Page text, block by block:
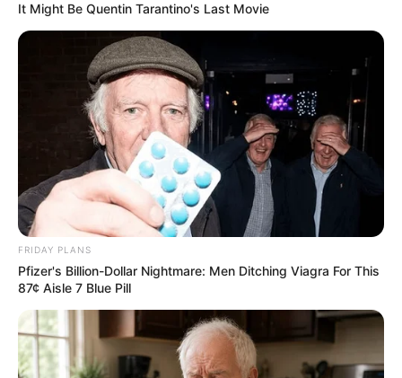
Προσθήκη τοnewstok.gr στην Google
Ανακαλύψτε περισσότερα άρθρα στα αποτελέσματα
αναζήτησης.
It Might Be Quentin Tarantino's Last Movie
FRIDAY PLANS
Pfizer's Billion-Dollar Nightmare: Men Ditching Viagra For This
87¢ Aisle 7 Blue Pill